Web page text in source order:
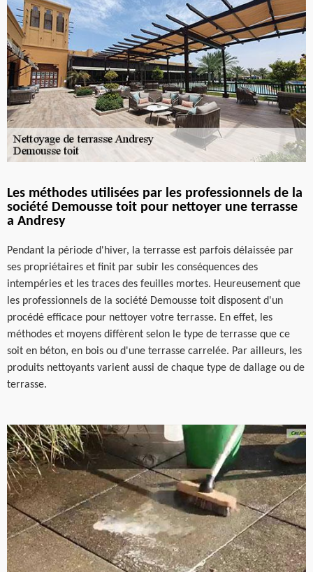
Les méthodes utilisées par les professionnels de la
société Demousse toit pour nettoyer une terrasse
a Andresy
Pendant la période d'hiver, la terrasse est parfois délaissée par
ses propriétaires et finit par subir les conséquences des
intempéries et les traces des feuilles mortes. Heureusement que
les professionnels de la société Demousse toit disposent d'un
procédé efficace pour nettoyer votre terrasse. En effet, les
méthodes et moyens diffèrent selon le type de terrasse que ce
soit en béton, en bois ou d'une terrasse carrelée. Par ailleurs, les
produits nettoyants varient aussi de chaque type de dallage ou de
terrasse.